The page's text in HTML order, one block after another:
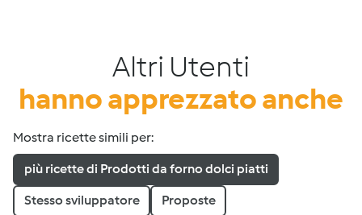
Altri Utenti
hanno apprezzato anche
Mostra ricette simili per:
più ricette di Prodotti da forno dolci piatti
Stesso sviluppatore Proposte